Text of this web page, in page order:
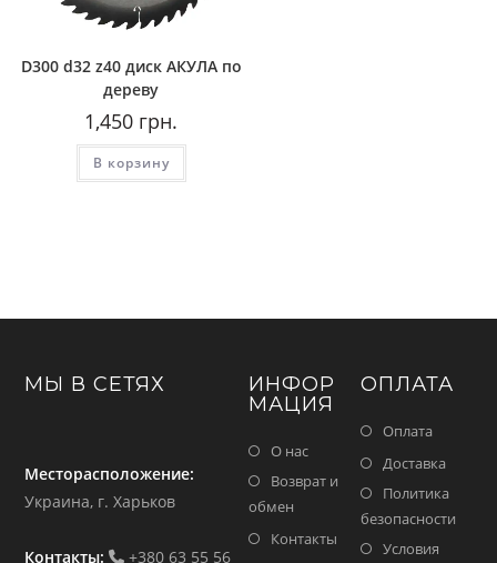
D300 d32 z40 диск АКУЛА по
дереву
1,450 грн.
В корзину
МЫ В СЕТЯХ
Месторасположение:
Украина, г. Харьков
Контакты: +380 63 55 56
ИНФОР
МАЦИЯ
О нас
Возврат и
обмен
Контакты
ОПЛАТА
Оплата
Доставка
Политика
безопасности
Условия